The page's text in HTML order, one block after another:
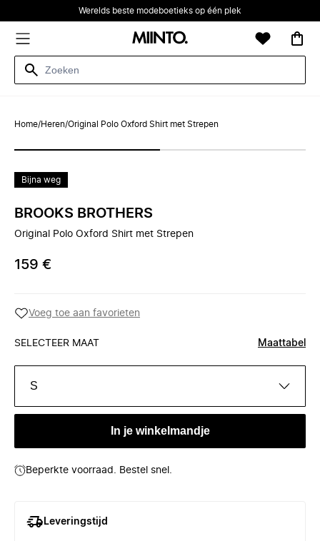
Werelds beste modeboetieks op één plek
Home/Heren/Original Polo Oxford Shirt met Strepen
Bijna weg
BROOKS BROTHERS
Original Polo Oxford Shirt met Strepen
159 €
Voeg toe aan favorieten
SELECTEER MAAT Maattabel
S
In je winkelmandje
Beperkte voorraad. Bestel snel.
Leveringstijd